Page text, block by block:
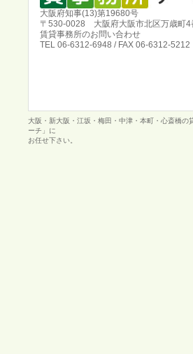
大阪府知事(13)第19680号
〒530-0028 大阪府大阪市北区万歳町4
賃貸事務所のお問い合わせ
TEL 06-6312-6948 / FAX 06-6312-5212
大阪・新大阪・江坂・梅田・中津・本町・心斎橋
ーチ」に
お任せ下さい。